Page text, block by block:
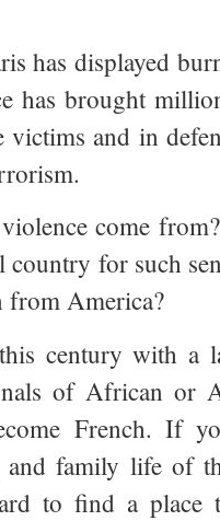
has displayed
has brought
and in
come
country for such
from America?
century with a
of African or
French. If
and family life of
to find a place